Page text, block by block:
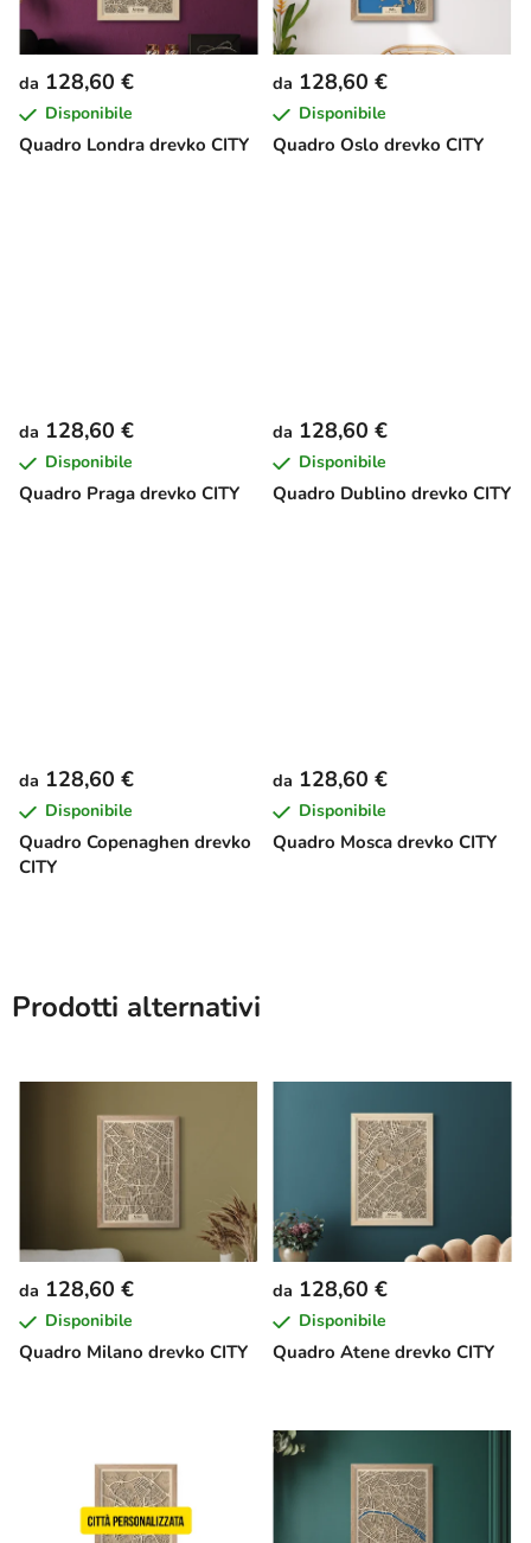
Quadro Londra drevko CITY
da 128,60 €
Disponibile
Quadro Oslo drevko CITY
da 128,60 €
Disponibile
Quadro Praga drevko CITY
da 128,60 €
Disponibile
Quadro Dublino drevko CITY
da 128,60 €
Disponibile
Quadro Copenaghen drevko
CITY
da 128,60 €
Disponibile
Quadro Mosca drevko CITY
da 128,60 €
Disponibile
Prodotti alternativi
Quadro Milano drevko CITY
da 128,60 €
Disponibile
Quadro Atene drevko CITY
da 128,60 €
Disponibile